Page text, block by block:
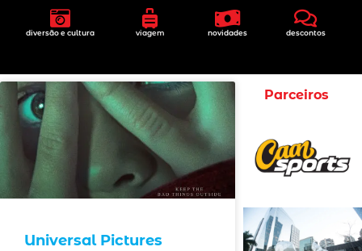
diversão e cultura viagem novidades descontos
Universal Pictures
Parceiros